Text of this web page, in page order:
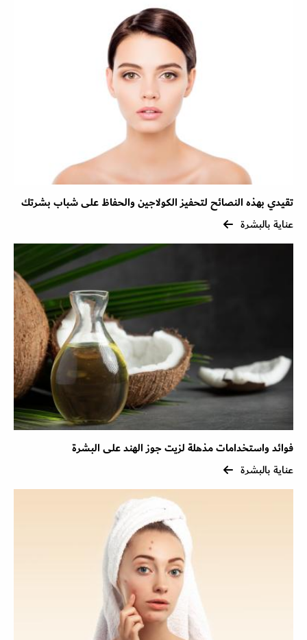
تقيدي بهذه النصائح لتحفيز الكولاجين والحفاظ على شباب بشرتك
عناية بالبشرة
فوائد واستخدامات مذهلة لزيت جوز الهند على البشرة
عناية بالبشرة